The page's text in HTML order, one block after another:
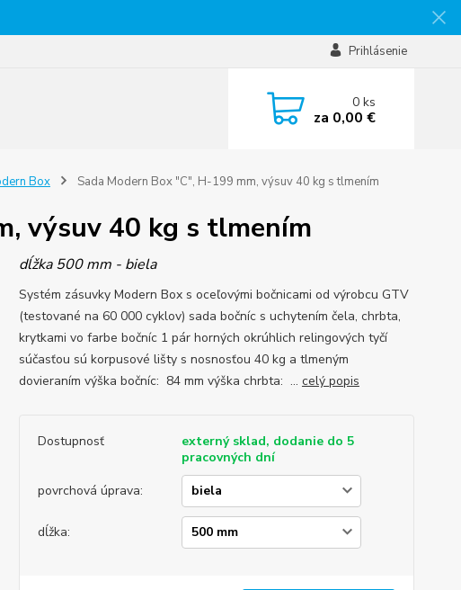
Prihlásenie
0ks
za 0,00 €
Box Sada Modern Box "C", H-199 mm, výsuv 40 kg s tlmením
výsuv 40 kg s tlmením
dĺžka 500 mm - biela
Systém zásuvky Modern Box s oceľovými bočnicami od výrobcu GTV
(testované na 60 000 cyklov) sada bočníc s uchytením čela, chrbta,
krytkami vo farbe bočníc 1 pár horných okrúhlich relingových tyčí
súčasťou sú korpusové lišty s nosnosťou 40 kg a tlmeným
dovieraním výška bočníc: 84 mm výška chrbta: ... celý popis
Dostupnosť
externý sklad, dodanie do 5
pracovných dní
povrchová úprava:
dĺžka: